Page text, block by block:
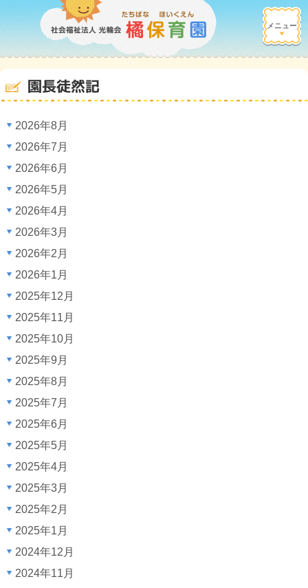
メニュー
園長徒然記
2026年8月
2026年7月
2026年6月
2026年5月
2026年4月
2026年3月
2026年2月
2026年1月
2025年12月
2025年11月
2025年10月
2025年9月
2025年8月
2025年7月
2025年6月
2025年5月
2025年4月
2025年3月
2025年2月
2025年1月
2024年12月
2024年11月